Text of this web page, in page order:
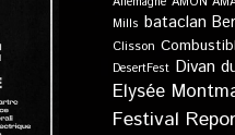
Mills bataclan
Clisson
DesertFest Divan
Elysée
Festival